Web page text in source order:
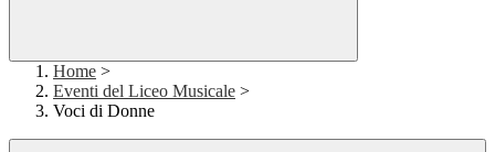
Home >
Eventi del Liceo Musicale >
Voci di Donne